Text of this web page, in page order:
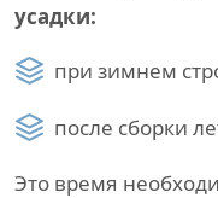
усадки:
при зимнем
после сборки
Это время